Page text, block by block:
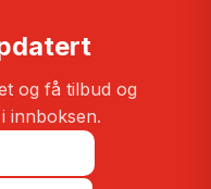
og få tilbud og
innboksen.